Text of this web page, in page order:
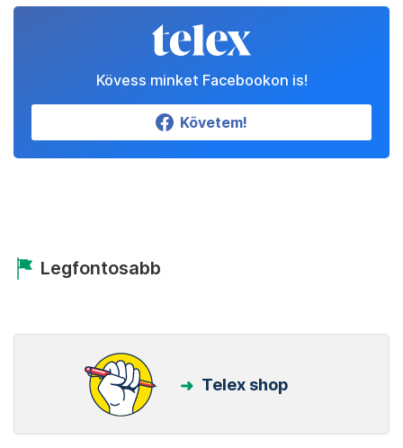
Kövess minket Facebookon is!
Követem!
Legfontosabb
Telex shop